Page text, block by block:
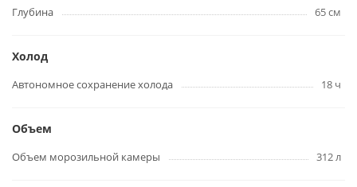
Глубина
65 см
Холод
Автономное сохранение холода 18 ч
Объем
Объем морозильной камеры 312 л